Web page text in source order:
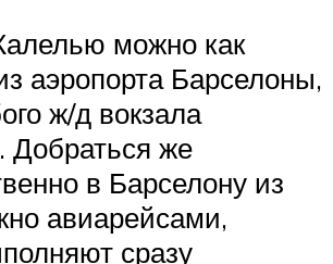
можно как
аэропорта Барселоны,
ж/д вокзала
Добраться же
в Барселону из
авиарейсами,
сразу